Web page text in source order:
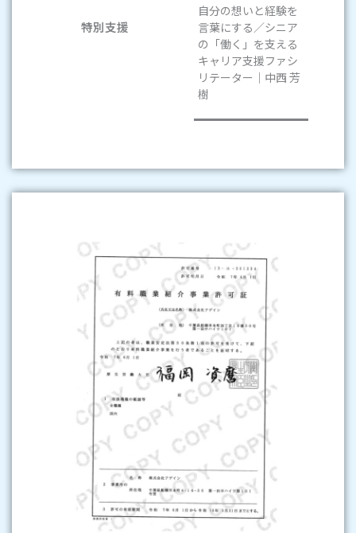
特別支援
自分の想いと経験を
言葉にする／シニア
の「働く」を支える
キャリア支援ファシ
リテーター｜中西 芳
樹